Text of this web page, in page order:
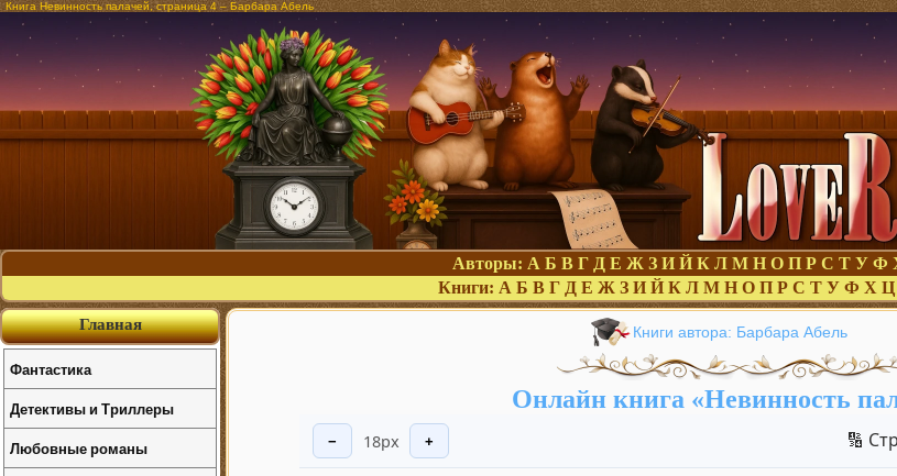
Книга Невинность палачей, страница 4 – Барбара Абель
Авторы: А Б В Г Д Е Ж З И Й К Л М Н О П Р С Т У Ф
Книги: А Б В Г Д Е Ж З И Й К Л М Н О П Р С Т У Ф Х Ц
Книги автора: Барбара Абель
Онлайн книга «Невинность
− 18px + 🔢
Главная
Фантастика
Детективы и Триллеры
Любовные романы